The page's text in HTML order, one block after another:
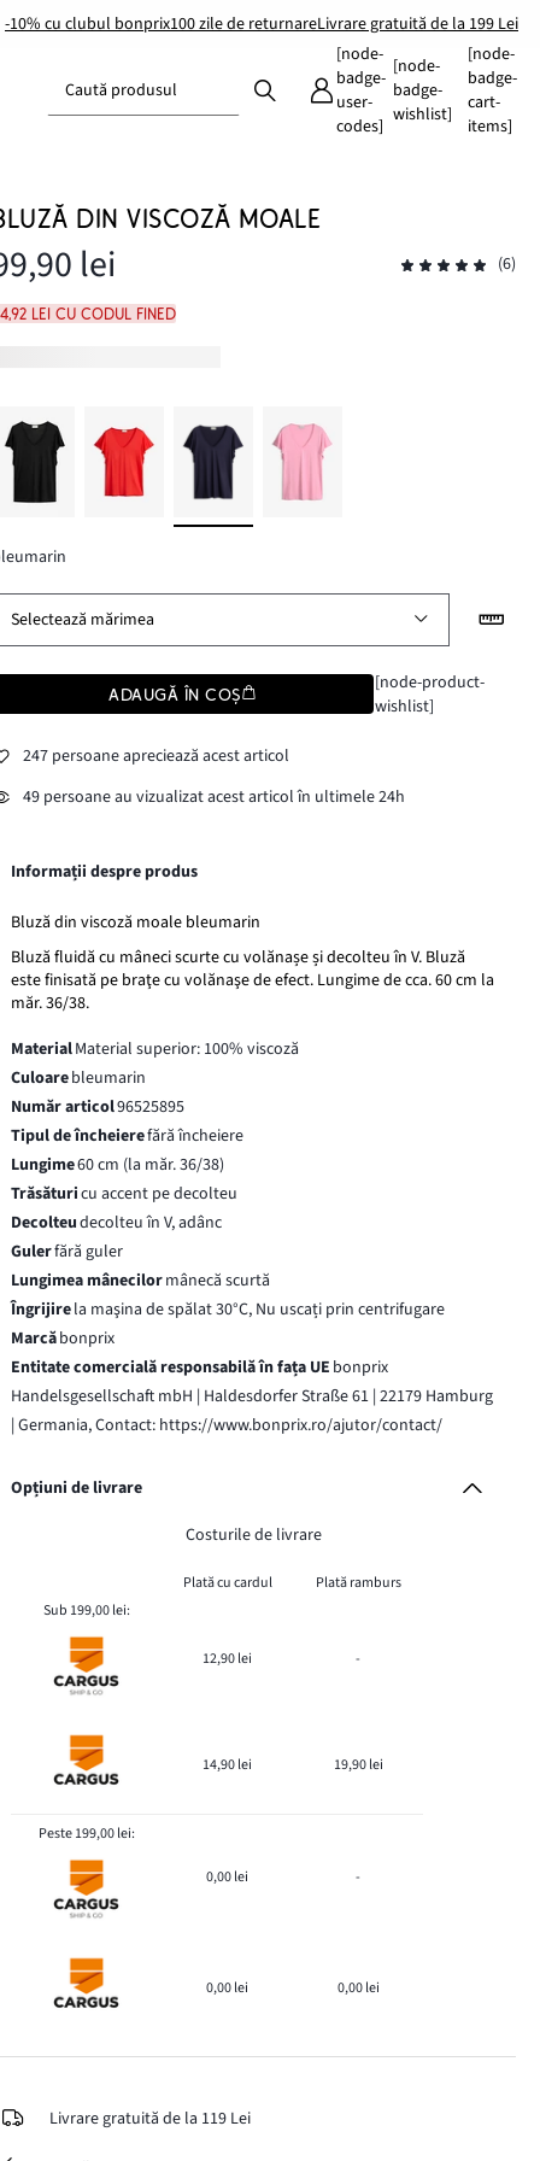
-10% cu clubul bonprix100 zile de returnareLivrare gratuită de la 199 Lei
Caută produsul
[node-
badge-
user-
codes]
[node-
badge-
wishlist]
[node-
badge-
cart-
items]
DIN VISCOZĂ MOALE
lei (6)
lei cu codul FINED
Selectează mărimea
ADAUGĂ ÎN COȘ
[node-product-
wishlist]
247 persoane apreciează acest articol
49 persoane au vizualizat acest articol în ultimele 24h
Informații despre produs
Bluză din viscoză moale bleumarin
Bluză fluidă cu mâneci scurte cu volănașe și decolteu în V. Bluză
este finisată pe braţe cu volănaşe de efect. Lungime de cca. 60 cm la
măr. 36/38.
MaterialMaterial superior: 100% viscoză
Culoarebleumarin
Număr articol96525895
Tipul de încheierefără încheiere
Lungime60 cm (la măr. 36/38)
Trăsăturicu accent pe decolteu
Decolteudecolteu în V, adânc
Gulerfără guler
Lungimea mânecilormânecă scurtă
Îngrijirela maşina de spălat 30°C, Nu uscați prin centrifugare
Marcăbonprix
Entitate comercială responsabilă în fața UE bonprix
Handelsgesellschaft mbH | Haldesdorfer Straße 61 | 22179 Hamburg
| Germania, Contact: https://www.bonprix.ro/ajutor/contact/
Opțiuni de livrare
Costurile de livrare
Plată cu cardul
Plată ramburs
Sub 199,00 lei:
12,90 lei -
14,90 lei 19,90 lei
Peste 199,00 lei:
0,00 lei -
0,00 lei 0,00 lei
Livrare gratuită de la 119 Lei